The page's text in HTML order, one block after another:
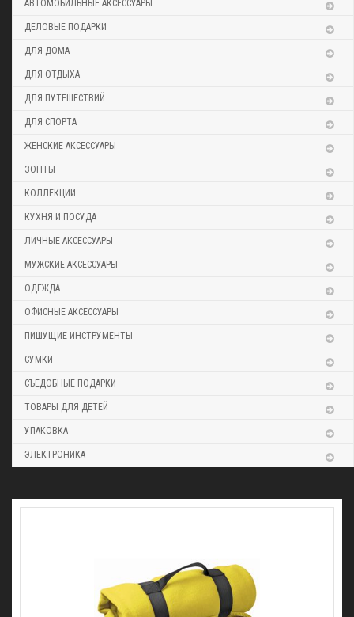
АВТОМОБИЛЬНЫЕ АКСЕССУАРЫ
ДЕЛОВЫЕ ПОДАРКИ
ДЛЯ ДОМА
ДЛЯ ОТДЫХА
ДЛЯ ПУТЕШЕСТВИЙ
ДЛЯ СПОРТА
ЖЕНСКИЕ АКСЕССУАРЫ
ЗОНТЫ
КОЛЛЕКЦИИ
КУХНЯ И ПОСУДА
ЛИЧНЫЕ АКСЕССУАРЫ
МУЖСКИЕ АКСЕССУАРЫ
ОДЕЖДА
ОФИСНЫЕ АКСЕССУАРЫ
ПИШУЩИЕ ИНСТРУМЕНТЫ
СУМКИ
СЪЕДОБНЫЕ ПОДАРКИ
ТОВАРЫ ДЛЯ ДЕТЕЙ
УПАКОВКА
ЭЛЕКТРОНИКА